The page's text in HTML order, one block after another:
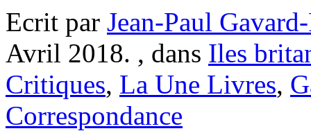
Ecrit par Jean-Paul
Avril 2018. , dans Iles
Critiques, La Une Livres,
Correspondance